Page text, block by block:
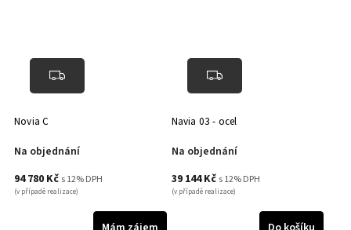
Novia C
Na objednání
94 780 Kč s 12% DPH
(v případě realizace)
Navia 03 - ocel
Na objednání
39 144 Kč s 12% DPH
(v případě realizace)